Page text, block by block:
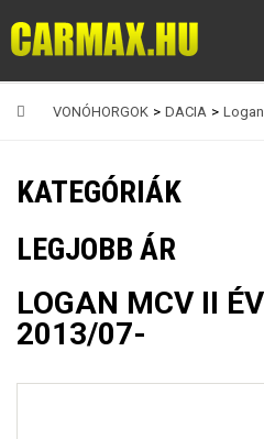
VONÓHORGOK > DACIA >
KATEGÓRIÁK
LEGJOBB ÁR
LOGAN MCV II
2013/07-